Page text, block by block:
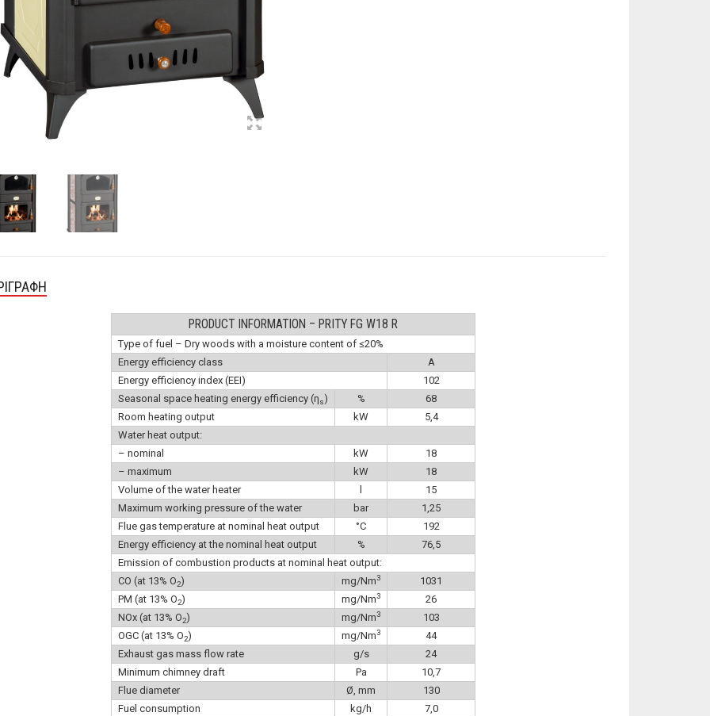
PRODUCT INFORMATION – PRITY FG W18 R
Type of fuel – Dry woods with a moisture content of ≤20%
Energy efficiency class
A
Energy efficiency index (EEI)
102
Seasonal space heating energy efficiency (ηs) %
68
Room heating output
kW
5,4
Water heat output:
– nominal
kW
18
– maximum
kW
18
Volume of the water heater
15
Maximum working pressure of the water
bar
1,25
Flue gas temperature at nominal heat output
°C
192
Energy efficiency at the nominal heat output
%
76,5
Emission of combustion products at nominal heat output:
CO (at 13% O2) mg/Nm3
1031
PM (at 13% O2) mg/Nm3
26
NOx (at 13% O2) mg/Nm3
103
OGC (at 13% O2) mg/Nm3
44
Exhaust gas mass flow rate
g/s
24
Minimum chimney draft
Pa
10,7
Flue diameter
Ø, mm
130
Fuel consumption
kg/h
7,0